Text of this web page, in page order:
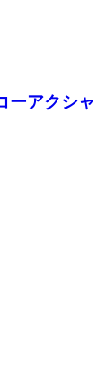
ーアクシャ